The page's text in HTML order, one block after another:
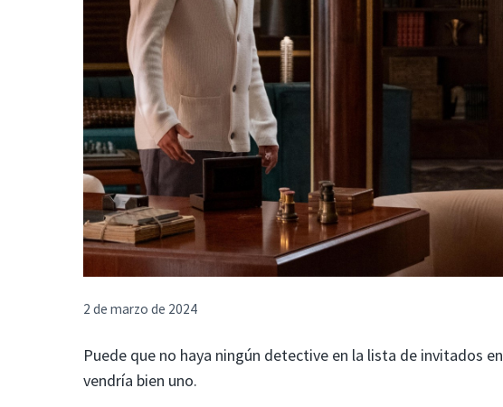
2 de marzo de 2024
Puede que no haya ningún detective en la lista de invitados en
vendría bien uno.